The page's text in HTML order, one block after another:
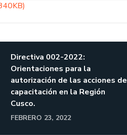
Directiva 002-2022:
Orientaciones para la
autorización de las acciones de
capacitación en la Región
Cusco.
FEBRERO 23, 2022